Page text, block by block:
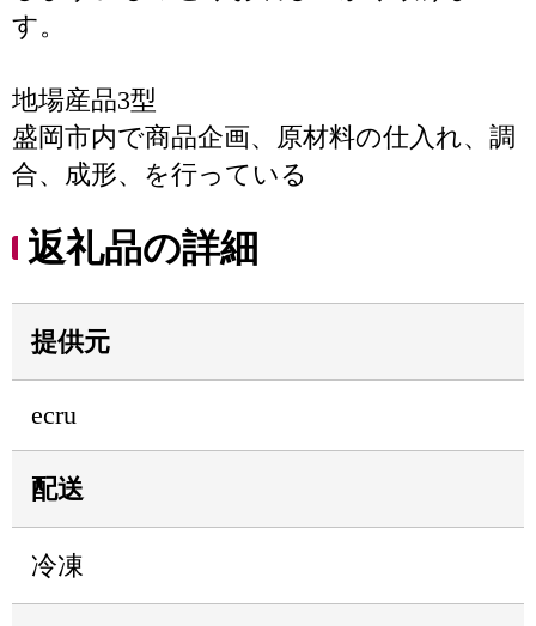
す。
地場産品3型
盛岡市内で商品企画、原材料の仕入れ、調
合、成形、を行っている
返礼品の詳細
提供元
ecru
配送
冷凍